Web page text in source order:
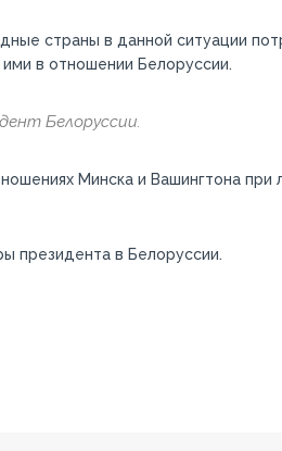
страны в данной ситуации
в отношении Белоруссии.
Белоруссии.
Минска и Вашингтона
президента в Белоруссии.